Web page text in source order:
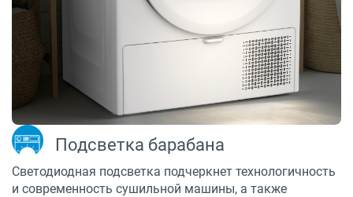
Подсветка барабана
Светодиодная подсветка подчеркнет технологичность
и современность сушильной машины, а также